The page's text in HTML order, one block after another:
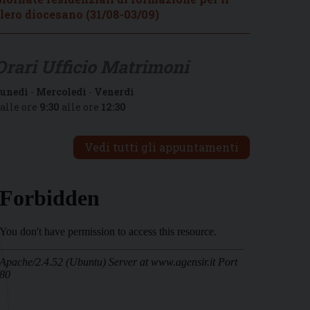
diocesano (31/08-03/09)
- Mercoledì - Venerdì
ore 9:30 alle ore 12:30
Vedi tutti gli appuntamenti